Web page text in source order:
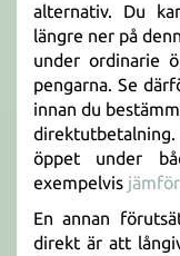
alternativ. Du
längre ner på
under ordinarie
pengarna. Se
innan du
öppet under
exempelvis
En annan
direkt är att